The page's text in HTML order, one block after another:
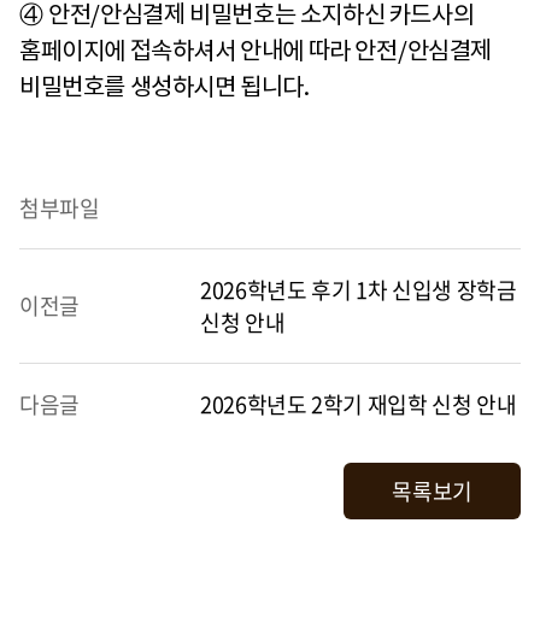
④ 안전/안심결제 비밀번호는 소지하신 카드사의
홈페이지에 접속하셔서 안내에 따라 안전/안심결제
비밀번호를 생성하시면 됩니다.
첨부파일
이전글
2026학년도 후기 1차 신입생 장학금
신청 안내
다음글 2026학년도 2학기 재입학 신청 안내
목록보기